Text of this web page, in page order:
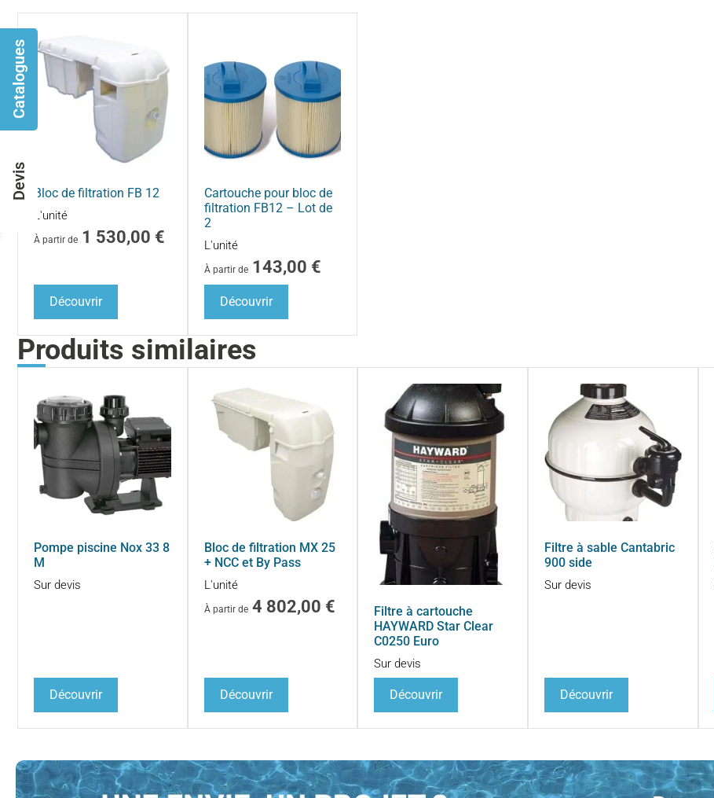
Catalogues
Devis Bloc de filtration FB 12
L'unité
À partir de 1 530,00 €
Découvrir
Cartouche pour bloc de
filtration FB12 – Lot de
2
L'unité
À partir de 143,00 €
Découvrir
Produits similaires
Pompe piscine Nox 33 8
M
Sur devis
Découvrir
Bloc de filtration MX 25
+ NCC et By Pass
L'unité
À partir de 4 802,00 €
Découvrir
Filtre à cartouche
HAYWARD Star Clear
C0250 Euro
Sur devis
Découvrir
Filtre à sable Cantabric
900 side
Sur devis
Découvrir